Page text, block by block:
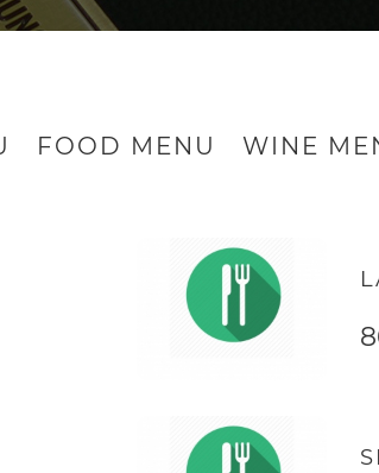
FOOD MENU WINE